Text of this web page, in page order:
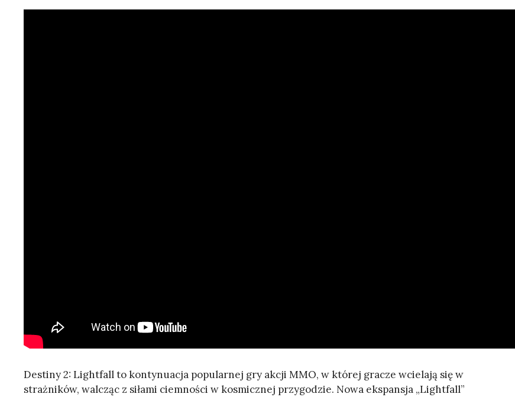
Destiny 2: Lightfall to kontynuacja popularnej gry akcji MMO, w której gracze wcielają się w
strażników, walcząc z siłami ciemności w kosmicznej przygodzie. Nowa ekspansja „Lightfall”